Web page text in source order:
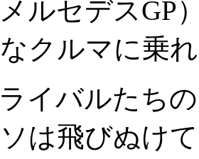
ルセデスGP
クルマに乗
イバルたち
は飛びぬけ